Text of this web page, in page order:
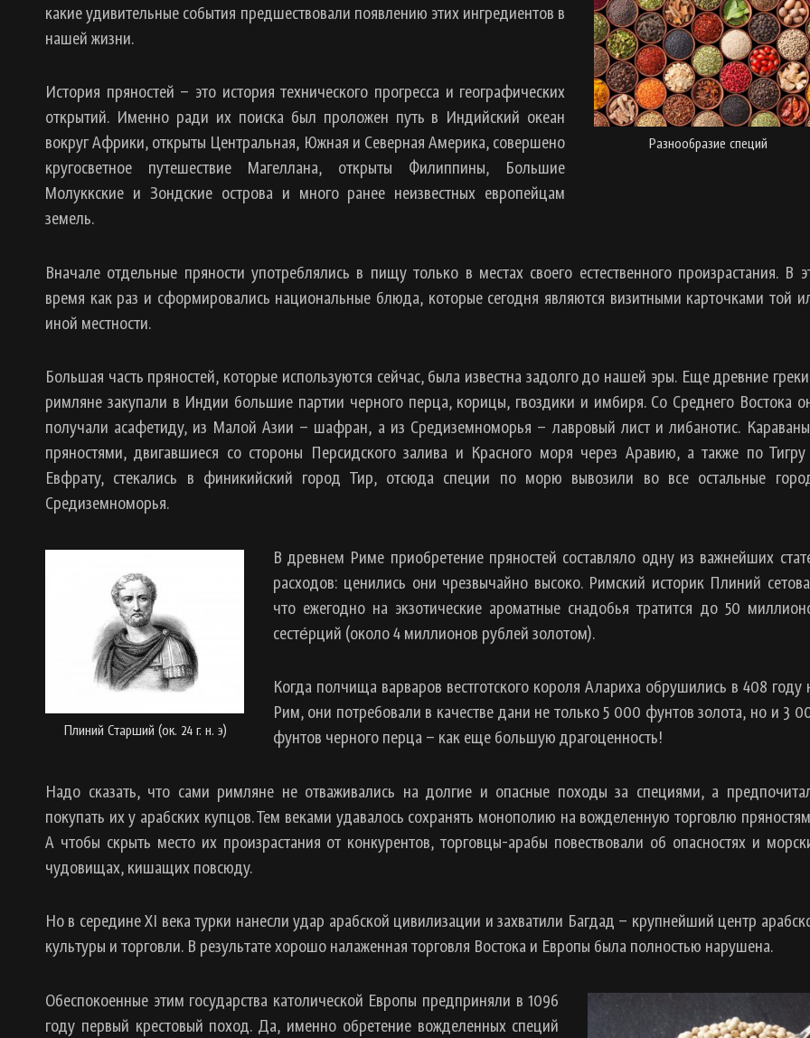
Разнообразие специй
какие удивительные события предшествовали появлению этих ингредиентов в
нашей жизни.
История пряностей – это история технического прогресса и географических
открытий. Именно ради их поиска был проложен путь в Индийский океан
вокруг Африки, открыты Центральная, Южная и Северная Америка, совершено
кругосветное путешествие Магеллана, открыты Филиппины, Большие
Молуккские и Зондские острова и много ранее неизвестных европейцам
земель.
Вначале отдельные пряности употреблялись в пищу только в местах своего естественного произрастания. В
время как раз и сформировались национальные блюда, которые сегодня являются визитными карточками той
иной местности.
Большая часть пряностей, которые используются сейчас, была известна задолго до нашей эры. Еще древние
римляне закупали в Индии большие партии черного перца, корицы, гвоздики и имбиря. Со Среднего Востока
получали асафетиду, из Малой Азии – шафран, а из Средиземноморья – лавровый лист и либанотис.
пряностями, двигавшиеся со стороны Персидского залива и Красного моря через Аравию, а также по
Евфрату, стекались в финикийский город Тир, отсюда специи по морю вывозили во все остальные
Средиземноморья.
Плиний Старший (ок. 24 г. н. э)
В древнем Риме приобретение пряностей составляло одну из важнейших
расходов: ценились они чрезвычайно высоко. Римский историк Плиний
что ежегодно на экзотические ароматные снадобья тратится до 50
сесте́рций (около 4 миллионов рублей золотом).
Когда полчища варваров вестготского короля Алариха обрушились в 408 году
Рим, они потребовали в качестве дани не только 5 000 фунтов золота, но и 3
фунтов черного перца – как еще большую драгоценность!
Надо сказать, что сами римляне не отваживались на долгие и опасные походы за специями, а
покупать их у арабских купцов. Тем веками удавалось сохранять монополию на вожделенную торговлю
А чтобы скрыть место их произрастания от конкурентов, торговцы-арабы повествовали об опасностях и
чудовищах, кишащих повсюду.
Но в середине XI века турки нанесли удар арабской цивилизации и захватили Багдад – крупнейший центр
культуры и торговли. В результате хорошо налаженная торговля Востока и Европы была полностью нарушена.
Обеспокоенные этим государства католической Европы предприняли в 1096
году первый крестовый поход. Да, именно обретение вожделенных специй